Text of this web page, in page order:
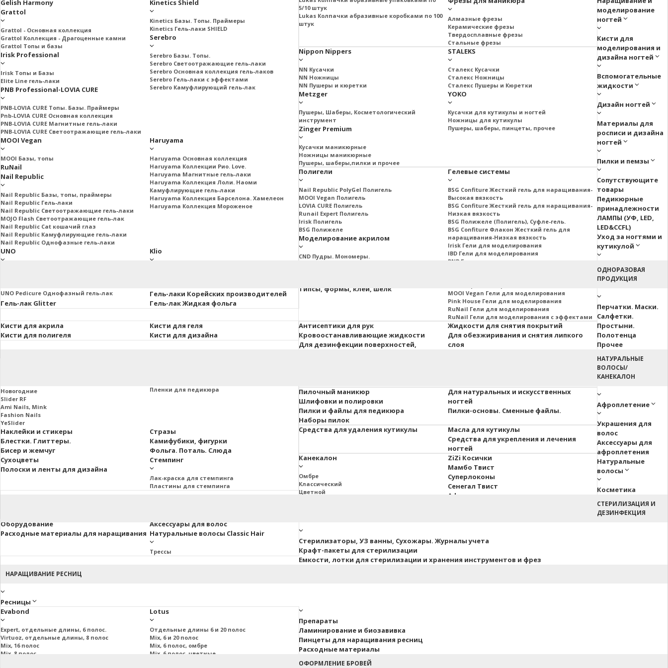
Gelish Harmony Kinetics Shield
Kinetics Базы. Топы. Праймеры
Kinetics Гель-лаки SHIELD
Grattol
Grattol - Oснoвнaя коллекция
Grattol Коллекция - Драгоценные камни
Grattol Топы и базы
Serebro
Serebro Базы. Топы.
Serebro Светоотражающие гель-лаки
Serebro Основная коллекция гель-лаков
Serebro Гель-лаки с эффектами
Serebro Камуфлирующий гель-лак
Irisk Professional
Irisk Топы и Базы
Elite Line гель-лаки
PNB Professional-LOVIA CURE
PNB-LOVIA CURE Топы. Базы. Праймеры
Pnb-LOVIA CURE Основная коллекция
PNB-LOVIA CURE Магнитные гель-лаки
PNB-LOVIA CURE Cветоотражающие гель-лаки
MOOI Vegan
MOOI Базы, топы
Haruyama
Haruyama Основная коллекция
Haruyama Коллекции Рио. Love.
Haruyama Магнитные гель-лаки
Haruyama Коллекция Лоли. Наоми
Камуфлирующие гель-лаки
Haruyama Коллекция Барселона. Хамелеон
Haruyama Коллекция Мороженое
RuNail
Nail Republic
Nail Republic Базы, топы, праймеры
Nail Republic Гель-лаки
Nail Republic Светоотражающие гель-лаки
MOJO Flash Светоотражающие гель-лак
Nail Republic Cat кошачий глаз
Nail Republic Камуфлирующие гель-лаки
Nail Republic Однофазные гель-лаки
UNO
UNO Pedicure Однофазный гель-лак
Klio
Гель-лаки Корейских производителей
Гель-лак Жидкая фольга
Гель-лак Glitter
5/10 штук
Lukas Колпачки абразивные коробками по 100
штук
Алмазные фрезы
Керамические фрезы
Твердосплавные фрезы
Стальные фрезы
STALEKS
Сталекс Кусачки
Сталекс Ножницы
Сталекс Пушеры и Кюретки
Nippon Nippers
NN Кусачки
NN Ножницы
NN Пушеры и кюретки
YOKO
Кусачки для кутикулы и ногтей
Ножницы для кутикулы
Пушеры, шаберы, пинцеты, прочее
Metzger
Пушеры, Шаберы, Косметологический
инструмент
Zinger Premium
Кусачки маникюрные
Ножницы маникюрные
Пушеры, шаберы,пилки и прочее
моделирование
ногтей
Гелевые системы
BSG Confiture Жесткий гель для наращивания-
Высокая вязкость
BSG Confiture Жесткий гель для наращивания-
Низкая вязкость
BSG Полижеле (Полигель), Суфле-гель.
BSG Confiture Флакон Жесткий гель для
наращивания-Низкая вязкость
Irisk Гели для моделирования
IBD Гели для моделирования
PNB Гели для моделирования
MOOI Vegan Гели для моделирования
Pink House Гели для моделирования
RuNail Гели для моделирования
RuNail Гели для моделирования с эффектами
Полигели
Nail Republic PolyGel Полигель
MOOI Vegan Полигель
LOVIA CURE Полигель
Runail Expert Полигель
Irisk Полигель
BSG Полижеле
Моделирование акрилом
CND Пудры. Мономеры.
Типсы, формы, клей, шелк
Кисти для
моделирования и
дизайна ногтей
Кисти для геля
Кисти для акрила
Кисти для дизайна
Кисти для полигеля
Вспомогательные
жидкости
Жидкости для снятия покрытий
Антисептики для рук
Для обезжиривания и снятия липкого
слоя
Кровоостанавливающие жидкости
Для дезинфекции поверхностей,
Дизайн ногтей
Пленки для педикюра
Новогодние
Slider RF
Ami Nails, Mink
Fashion Nails
YeSlider
Наклейки и стикеры
Стразы
Блестки. Глиттеры.
Камифубики, фигурки
Бисер и жемчуг
Фольга. Поталь. Слюда
Сухоцветы
Стемпинг
Лак-краска для стемпинга
Пластины для стемпинга
Полоски и ленты для дизайна
Материалы для
росписи и дизайна
ногтей
Пилки и пемзы
Для натуральных и искусственных
ногтей
Пилочный маникюр
Шлифовки и полировки
Пилки и файлы для педикюра
Пилки-основы. Сменные файлы.
Наборы пилок
Сопутствующите
товары
Педикюрные
принадлежности
ЛАМПЫ (УФ, LED,
LED&CCFL)
Уход за ногтями и
кутикулой
Масла для кутикулы
Средства для удаления кутикулы
Средства для укрепления и лечения
ногтей
ОДНОРАЗОВАЯ
ПРОДУКЦИЯ
Перчатки. Маски.
Салфетки.
Простыни.
Полотенца
Прочее
НАТУРАЛЬНЫЕ
ВОЛОСЫ/
КАНЕКАЛОН
Афроплетение
ZiZi Косички
Канекалон
Омбре
Классический
Цветной
Мамбо Твист
Суперлоконы
Сенегал Твист
Афрокосы
Украшения для
волос
Аксессуары для
афроплетения
Натуральные
волосы
Аксессуары для волос
Оборудование
Натуральные волосы Classic Hair
Трессы
Расходные материалы для наращивания
Косметика
СТЕРИЛИЗАЦИЯ И
ДЕЗИНФЕКЦИЯ
Стерилизаторы, УЗ ванны, Сухожары. Журналы учета
Крафт-пакеты для стерилизации
Емкости, лотки для стерилизации и хранения инструментов и фрез
НАРАЩИВАНИЕ РЕСНИЦ
Ресницы
Lotus
Отдельные длины 6 и 20 полос
Mix, 6 и 20 полос
Mix, 6 полос, омбре
Mix, 6 полос, цветные
Evabond
Expert, отдельные длины, 6 полос.
Virtuoz, отдельные длины, 8 полос
Mix, 16 полос
Mix, 8 полос
Препараты
Ламинирование и биозавивка
Пинцеты для наращивания ресниц
Расходные материалы
ОФОРМЛЕНИЕ БРОВЕЙ